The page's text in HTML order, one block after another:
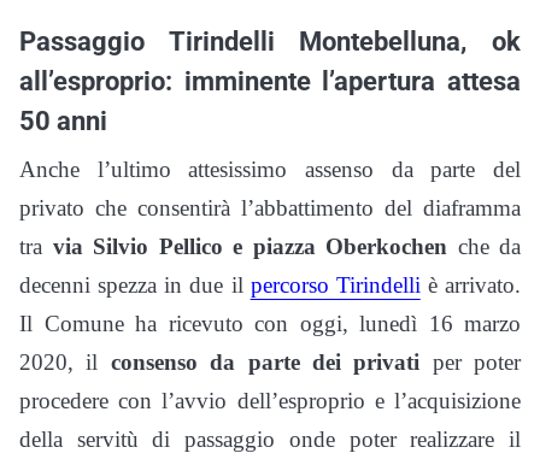
Passaggio Tirindelli Montebelluna, ok
all’esproprio: imminente l’apertura attesa
50 anni
Anche l’ultimo attesissimo assenso da parte del
privato che consentirà l’abbattimento del diaframma
tra via Silvio Pellico e piazza Oberkochen che da
decenni spezza in due il percorso Tirindelli è arrivato.
Il Comune ha ricevuto con oggi, lunedì 16 marzo
2020, il consenso da parte dei privati per poter
procedere con l’avvio dell’esproprio e l’acquisizione
della servitù di passaggio onde poter realizzare il